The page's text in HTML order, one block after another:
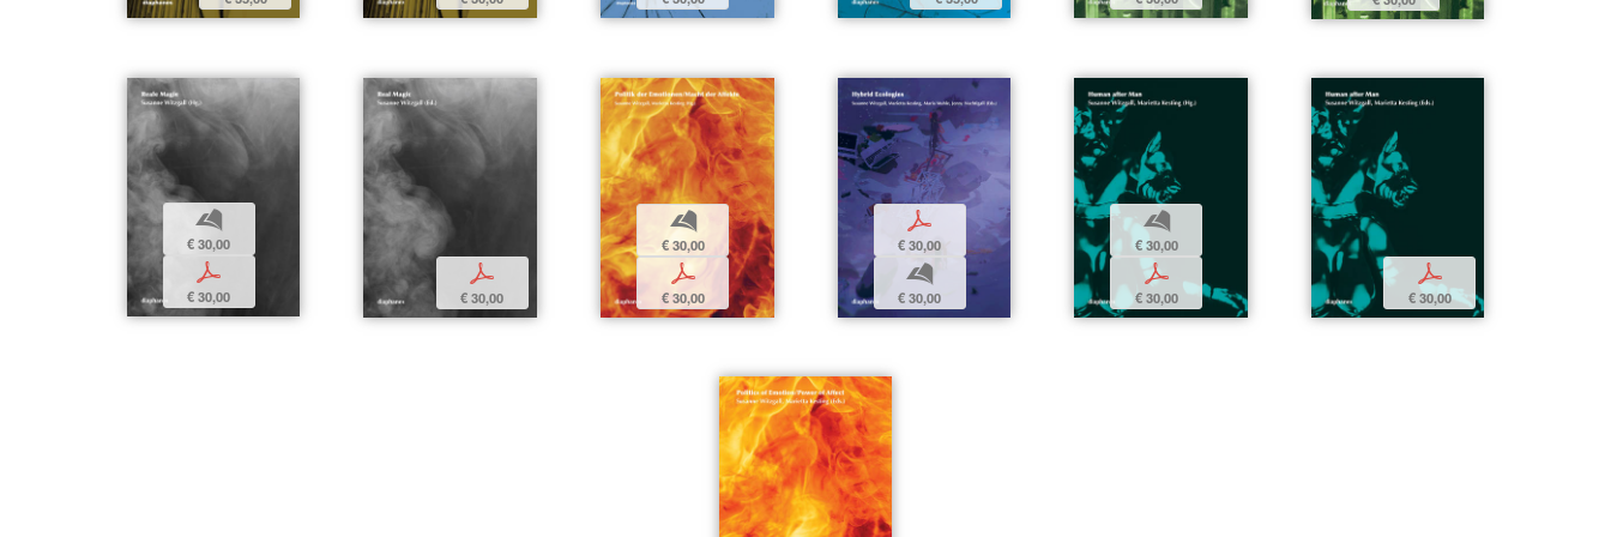
b
€ 30,00
p
€ 30,00
p
€ 30,00
b
€ 30,00
p
€ 30,00
p
€ 30,00
b
€ 30,00
b
€ 30,00
p
€ 30,00
p
€ 30,00